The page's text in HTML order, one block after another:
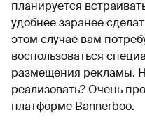
планируется
удобнее заранее
этом случае вам
воспользоваться
размещения рекламы.
реализовать? Очень
платформе Bannerboo.